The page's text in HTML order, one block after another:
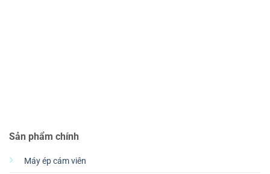
Sản phẩm chính
Máy ép cám viên